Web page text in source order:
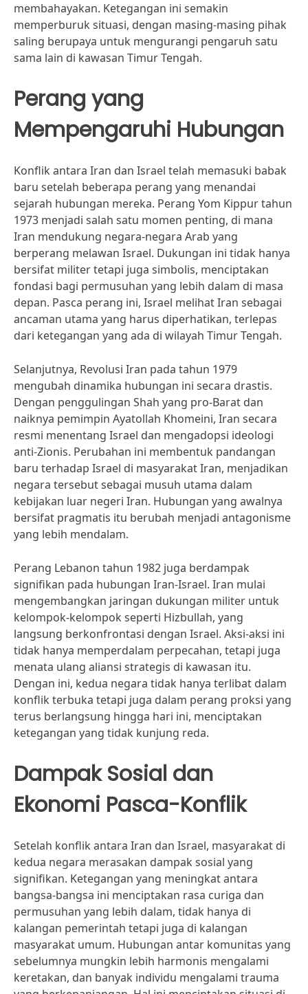
membahayakan. Ketegangan ini semakin
memperburuk situasi, dengan masing-masing pihak
saling berupaya untuk mengurangi pengaruh satu
sama lain di kawasan Timur Tengah.
Perang yang
Mempengaruhi Hubungan
Konflik antara Iran dan Israel telah memasuki babak
baru setelah beberapa perang yang menandai
sejarah hubungan mereka. Perang Yom Kippur tahun
1973 menjadi salah satu momen penting, di mana
Iran mendukung negara-negara Arab yang
berperang melawan Israel. Dukungan ini tidak hanya
bersifat militer tetapi juga simbolis, menciptakan
fondasi bagi permusuhan yang lebih dalam di masa
depan. Pasca perang ini, Israel melihat Iran sebagai
ancaman utama yang harus diperhatikan, terlepas
dari ketegangan yang ada di wilayah Timur Tengah.
Selanjutnya, Revolusi Iran pada tahun 1979
mengubah dinamika hubungan ini secara drastis.
Dengan penggulingan Shah yang pro-Barat dan
naiknya pemimpin Ayatollah Khomeini, Iran secara
resmi menentang Israel dan mengadopsi ideologi
anti-Zionis. Perubahan ini membentuk pandangan
baru terhadap Israel di masyarakat Iran, menjadikan
negara tersebut sebagai musuh utama dalam
kebijakan luar negeri Iran. Hubungan yang awalnya
bersifat pragmatis itu berubah menjadi antagonisme
yang lebih mendalam.
Perang Lebanon tahun 1982 juga berdampak
signifikan pada hubungan Iran-Israel. Iran mulai
mengembangkan jaringan dukungan militer untuk
kelompok-kelompok seperti Hizbullah, yang
langsung berkonfrontasi dengan Israel. Aksi-aksi ini
tidak hanya memperdalam perpecahan, tetapi juga
menata ulang aliansi strategis di kawasan itu.
Dengan ini, kedua negara tidak hanya terlibat dalam
konflik terbuka tetapi juga dalam perang proksi yang
terus berlangsung hingga hari ini, menciptakan
ketegangan yang tidak kunjung reda.
Dampak Sosial dan
Ekonomi Pasca-Konflik
Setelah konflik antara Iran dan Israel, masyarakat di
kedua negara merasakan dampak sosial yang
signifikan. Ketegangan yang meningkat antara
bangsa-bangsa ini menciptakan rasa curiga dan
permusuhan yang lebih dalam, tidak hanya di
kalangan pemerintah tetapi juga di kalangan
masyarakat umum. Hubungan antar komunitas yang
sebelumnya mungkin lebih harmonis mengalami
keretakan, dan banyak individu mengalami trauma